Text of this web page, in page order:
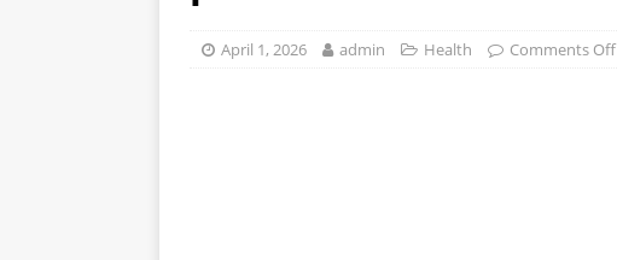
April 1, 2026 admin Health Comments Off